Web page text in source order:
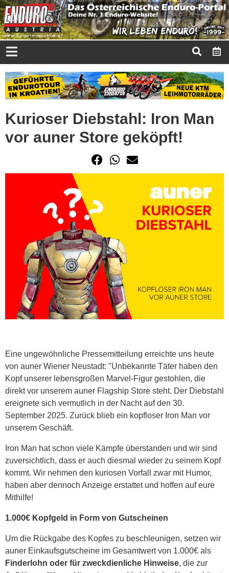
Kurioser Diebstahl: Iron Man
vor auner Store geköpft!
Eine ungewöhnliche Pressemitteilung erreichte uns heute
von auner Wiener Neustadt: "Unbekannte Täter haben den
Kopf unserer lebensgroßen Marvel-Figur gestohlen, die
direkt vor unserem auner Flagship Store steht. Der Diebstahl
ereignete sich vermutlich in der Nacht auf den 30.
September 2025. Zurück blieb ein kopfloser Iron Man vor
unserem Geschäft.
Iron Man hat schon viele Kämpfe überstanden und wir sind
zuversichtlich, dass er auch diesmal wieder zu seinem Kopf
kommt. Wir nehmen den kuriosen Vorfall zwar mit Humor,
haben aber dennoch Anzeige erstattet und hoffen auf eure
Mithilfe!
1.000€ Kopfgeld in Form von Gutscheinen
Um die Rückgabe des Kopfes zu beschleunigen, setzen wir
auner Einkaufsgutscheine im Gesamtwert von 1.000€ als
Finderlohn oder für zweckdienliche Hinweise, die zur